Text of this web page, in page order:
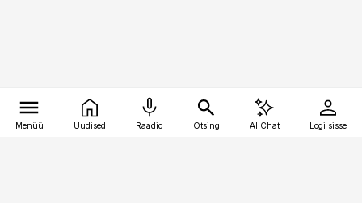
Menüü Uudised Raadio Otsing AI Chat Logi sisse